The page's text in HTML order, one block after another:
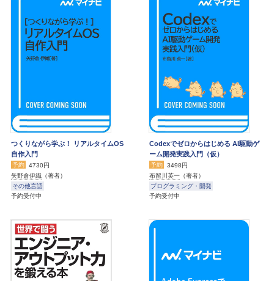
つくりながら学ぶ！ リアルタイムOS
自作入門
予約
4730円
矢野倉伊織 （著者）
その他言語
予約受付中
Codexでゼロからはじめる AI駆動ゲ
ーム開発実践入門（仮）
予約
3498円
布留川英一 （著者）
プログラミング・開発
予約受付中